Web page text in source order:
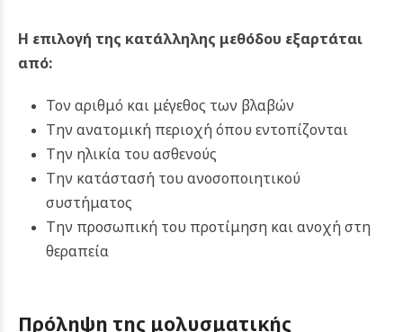
Η επιλογή της κατάλληλης μεθόδου εξαρτάται
από:
Τον αριθμό και μέγεθος των βλαβών
Την ανατομική περιοχή όπου εντοπίζονται
Την ηλικία του ασθενούς
Την κατάστασή του ανοσοποιητικού
συστήματος
Την προσωπική του προτίμηση και ανοχή στη
θεραπεία
Πρόληψη της μολυσματικής